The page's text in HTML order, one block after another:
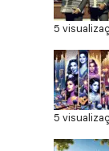
5
5